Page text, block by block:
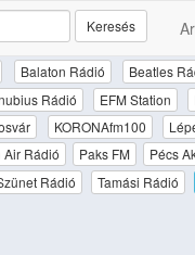
Keresés
Balaton Rádió Beatles
Rádió EFM Station
KORONAfm100
Air Rádió Paks FM Pécs
Rádió Tamási Rádió